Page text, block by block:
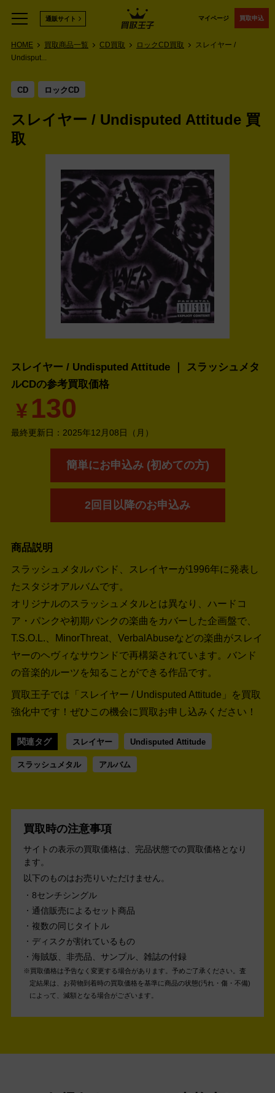
マイページ 買取申込
通販サイト
HOME 買取商品一覧 CD買取 ロックCD買取
スレイヤー /
Undisput...
CD ロックCD
スレイヤー / Undisputed Attitude 買
取
スレイヤー / Undisputed Attitude ｜ スラッシュメタ
ルCDの参考買取価格
¥ 130
最終更新日： 2025年12月08日（月）
簡単にお申込み (初めての方)
2回目以降のお申込み
商品説明
スラッシュメタルバンド、スレイヤーが1996年に発表し
たスタジオアルバムです。
オリジナルのスラッシュメタルとは異なり、ハードコ
ア・パンクや初期パンクの楽曲をカバーした企画盤で、
T.S.O.L.、MinorThreat、VerbalAbuseなどの楽曲がスレイ
ヤーのヘヴィなサウンドで再構築されています。バンド
の音楽的ルーツを知ることができる作品です。
買取王子では「スレイヤー / Undisputed Attitude」を買取
強化中です！ ぜひこの機会に買取お申し込みください！
関連タグ スレイヤー Undisputed Attitude
スラッシュメタル アルバム
買取時の注意事項
サイトの表示の買取価格は、完品状態での買取価格となり
ます。
以下のものはお売りいただけません。
8センチシングル
通信販売によるセット商品
複数の同じタイトル
ディスクが割れているもの
海賊版、非売品、サンプル、雑誌の付録
買取価格は予告なく変更する場合があります。予めご了承ください。 査
定結果は、お荷物到着時の買取価格を基準に商品の状態(汚れ・傷・不備)
によって、減額となる場合がございます。